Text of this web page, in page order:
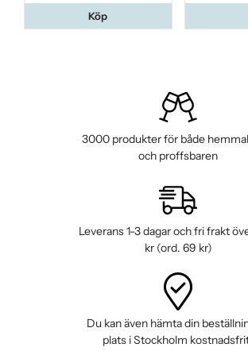
Köp
3000 produkter för både
och proffsbaren
Leverans 1-3 dagar och fri frakt
kr (ord. 69 kr)
Du kan även hämta din
plats i Stockholm